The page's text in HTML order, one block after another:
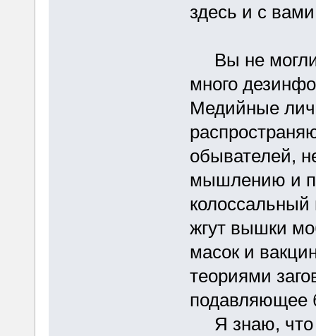
здесь и с
Вы не могли
много
Медийные
обывателей,
мышлению и
жгут вышки
масок и
теориями
подавляющее
Я знаю, что